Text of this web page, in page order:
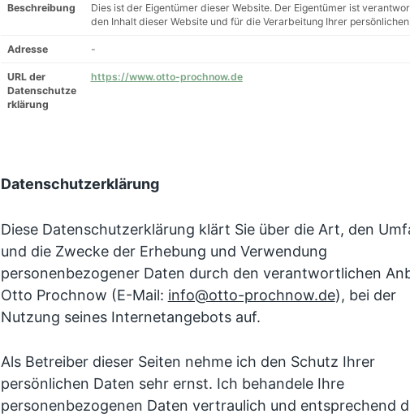
Beschreibung
Dies ist der Eigentümer dieser Website. Der Eigentümer ist
den Inhalt dieser Website und für die Verarbeitung Ihrer persönlichen
Adresse -
URL der
Datenschutze
rklärung
https://www.otto-prochnow.de
Datenschutzerklärung
Diese Datenschutzerklärung klärt Sie über die Art, den
und die Zwecke der Erhebung und Verwendung
personenbezogener Daten durch den verantwortlichen
Otto Prochnow (E-Mail: info@otto-prochnow.de), bei der
Nutzung seines Internetangebots auf.
Als Betreiber dieser Seiten nehme ich den Schutz Ihrer
persönlichen Daten sehr ernst. Ich behandele Ihre
personenbezogenen Daten vertraulich und entsprechend